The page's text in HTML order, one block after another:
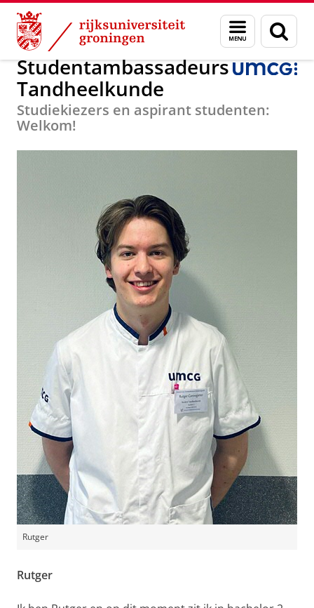
Skip
Content
Skip
Navigation
Menu
en
zoeken
Over ons Tandheelkunde
Studentambassadeurs
Tandheelkunde
Studiekiezers en aspirant studenten:
Welkom!
Rutger
Rutger